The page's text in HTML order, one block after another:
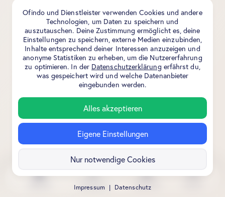
Ofindo und Dienstleister verwenden Cookies und andere
Technologien, um Daten zu speichern und
auszutauschen. Deine Zustimmung ermöglicht es, deine
Einstellungen zu speichern, externe Medien einzubinden,
Inhalte entsprechend deiner Interessen anzuzeigen und
anonyme Statistiken zu erheben, um die Nutzererfahrung
zu optimieren. In der Datenschutzerklärung erfährst du,
was gespeichert wird und welche Datenanbieter
eingebunden werden.
Alles akzeptieren
Eigene Einstellungen
Nur notwendige Cookies
Impressum | Datenschutz
Stadtplan Kalender